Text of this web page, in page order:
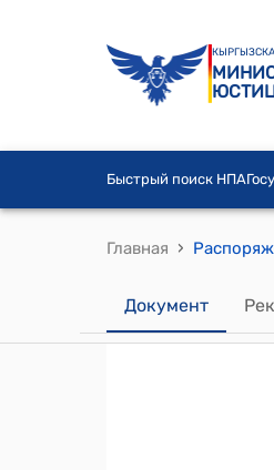
Быстрый поиск НПА
Главная ›
Документ